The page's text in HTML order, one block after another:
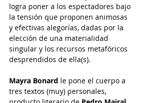
logra poner a los espectadores bajo
la tensión que proponen animosas
y efectivas alegorías, dadas por la
elección de una materialidad
singular y los recursos metafóricos
desprendidos de ella(s).
Mayra Bonard le pone el cuerpo a
tres textos (muy) personales,